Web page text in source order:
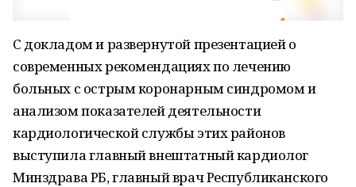
С докладом и развернутой презентацией о
современных рекомендациях по лечению
больных с острым коронарным синдромом и
анализом показателей деятельности
кардиологической службы этих районов
выступила главный внештатный кардиолог
Минздрава РБ, главный врач Республиканского